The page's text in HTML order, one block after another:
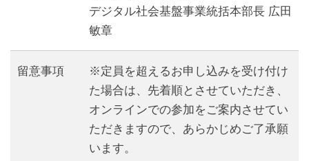
デジタル社会基盤事業統括本部長 広田
敏章
留意事項
※定員を超えるお申し込みを受け付け
た場合は、先着順とさせていただき、
オンラインでの参加をご案内させてい
ただきますので、あらかじめご了承願
います。